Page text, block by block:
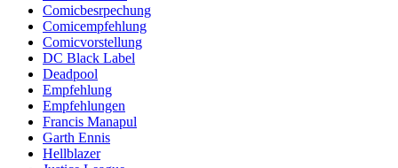
Comicbesrpechung
Comicempfehlung
Comicvorstellung
DC Black Label
Deadpool
Empfehlung
Empfehlungen
Francis Manapul
Garth Ennis
Hellblazer